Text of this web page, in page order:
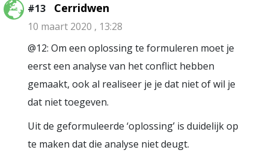
#13 Cerridwen
10 maart 2020 , 13:28
@12: Om een oplossing te formuleren moet je
eerst een analyse van het conflict hebben
gemaakt, ook al realiseer je je dat niet of wil je
dat niet toegeven.
Uit de geformuleerde ‘oplossing’ is duidelijk op
te maken dat die analyse niet deugt.